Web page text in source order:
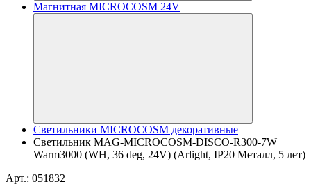
Магнитная MICROCOSM 24V
Светильники MICROCOSM декоративные
Светильник MAG-MICROCOSM-DISCO-R300-7W
Warm3000 (WH, 36 deg, 24V) (Arlight, IP20 Металл, 5 лет)
Арт.: 051832